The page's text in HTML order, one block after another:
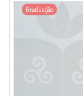
Graduação